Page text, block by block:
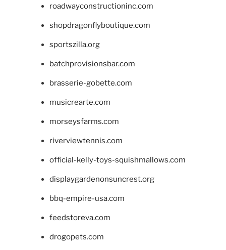
roadwayconstructioninc.com
shopdragonflyboutique.com
sportszilla.org
batchprovisionsbar.com
brasserie-gobette.com
musicrearte.com
morseysfarms.com
riverviewtennis.com
official-kelly-toys-squishmallows.com
displaygardenonsuncrest.org
bbq-empire-usa.com
feedstoreva.com
drogopets.com